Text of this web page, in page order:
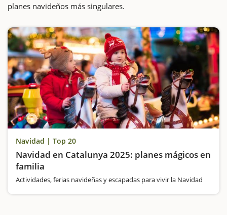
planes navideños más singulares.
Navidad | Top 20
Navidad en Catalunya 2025: planes mágicos en
familia
Actividades, ferias navideñas y escapadas para vivir la Navidad